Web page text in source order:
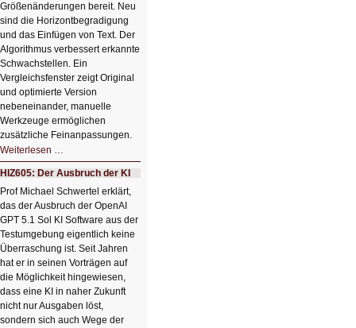
Größenänderungen bereit. Neu
sind die Horizontbegradigung
und das Einfügen von Text. Der
Algorithmus verbessert erkannte
Schwachstellen. Ein
Vergleichsfenster zeigt Original
und optimierte Version
nebeneinander, manuelle
Werkzeuge ermöglichen
zusätzliche Feinanpassungen.
Weiterlesen …
Bildverschönerung
mit
einem
Klick
HIZ606:
Bildverschönerung
mit
einem
Klick
HIZ605: Der Ausbruch der KI
Prof Michael Schwertel erklärt,
das der Ausbruch der OpenAI
GPT 5.1 Sol KI Software aus der
Testumgebung eigentlich keine
Überraschung ist. Seit Jahren
hat er in seinen Vorträgen auf
die Möglichkeit hingewiesen,
dass eine KI in naher Zukunft
nicht nur Ausgaben löst,
sondern sich auch Wege der